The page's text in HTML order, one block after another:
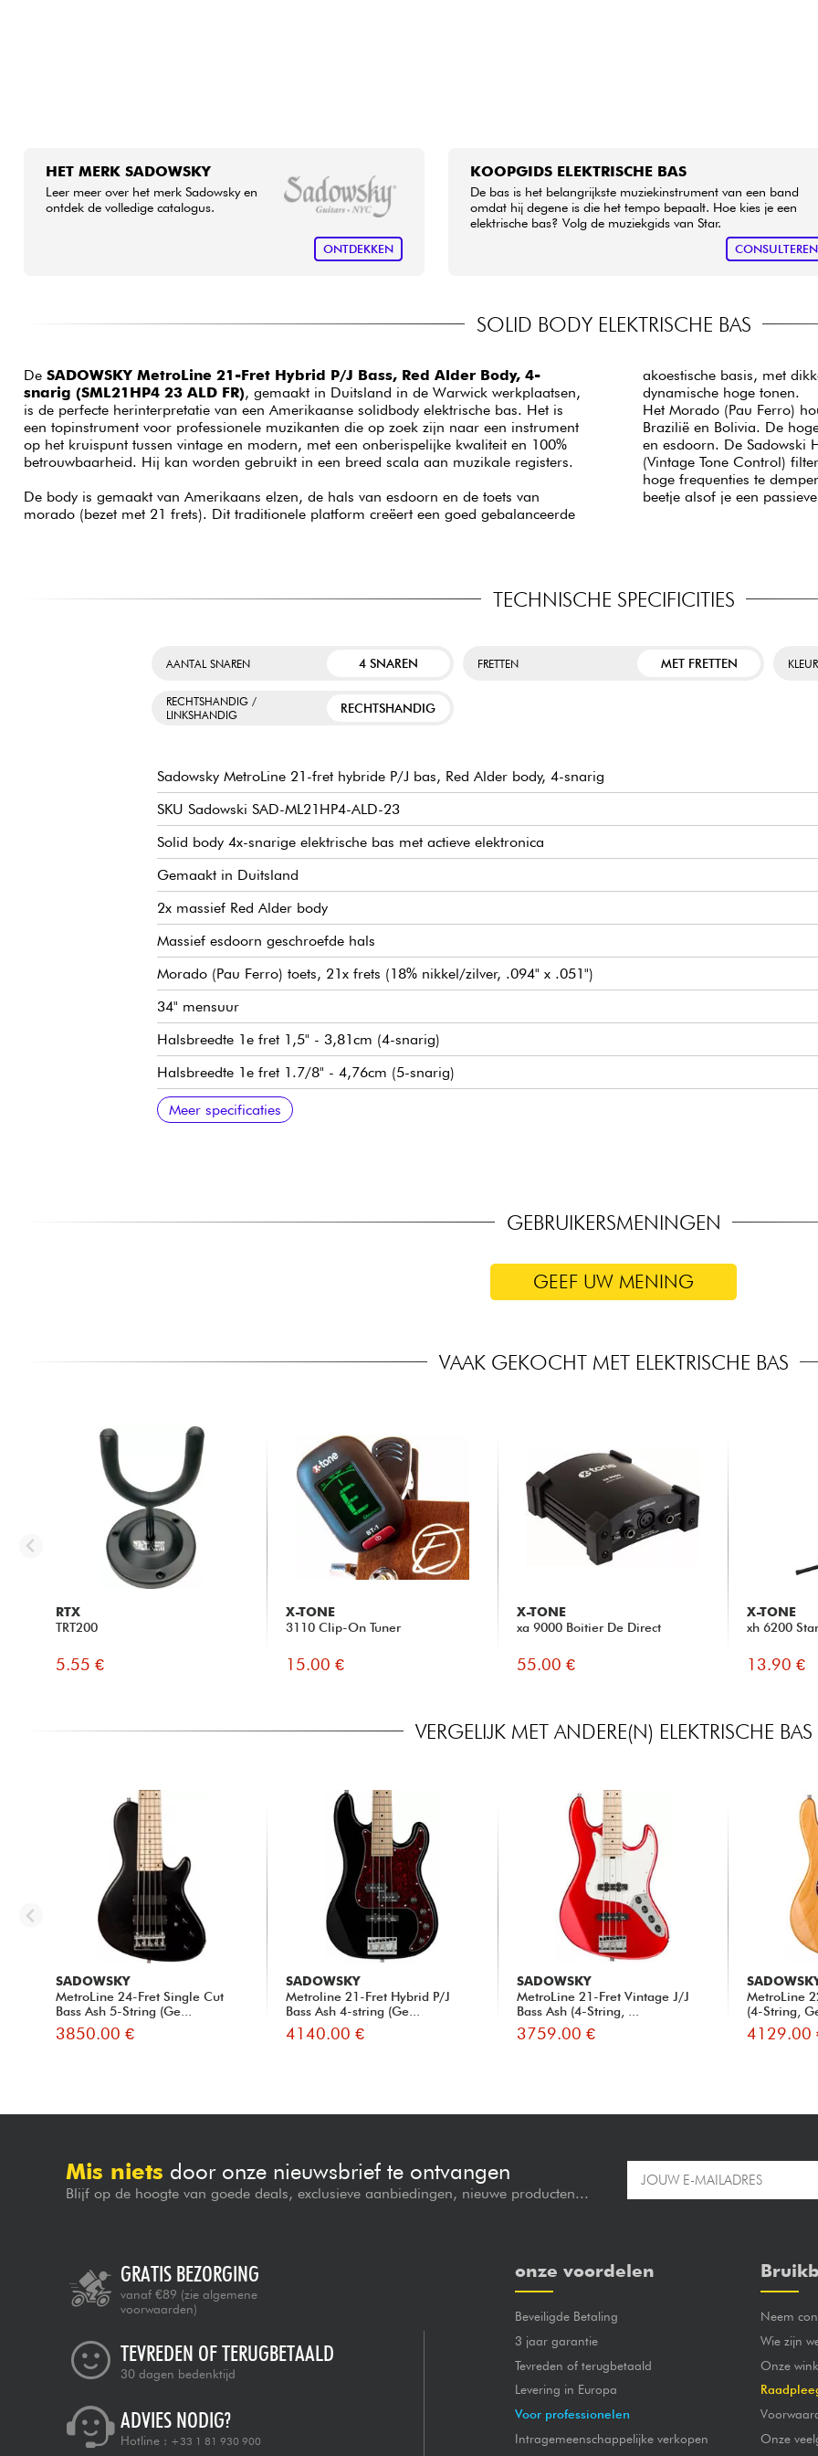
HET MERK SADOWSKY
Leer meer over het merk Sadowsky en
ontdek de volledige catalogus.
ONTDEKKEN
KOOPGIDS ELEKTRISCHE BAS
De bas is het belangrijkste muziekinstrument van een band
omdat hij degene is die het tempo bepaalt. Hoe kies je een
elektrische bas? Volg de muziekgids van Star.
CONSULTEREN
SOLID BODY ELEKTRISCHE BAS
De SADOWSKY MetroLine 21-Fret Hybrid P/J Bass, Red Alder Body, 4-
snarig (SML21HP4 23 ALD FR), gemaakt in Duitsland in de Warwick werkplaatsen,
is de perfecte herinterpretatie van een Amerikaanse solidbody elektrische bas. Het is
een topinstrument voor professionele muzikanten die op zoek zijn naar een instrument
op het kruispunt tussen vintage en modern, met een onberispelijke kwaliteit en 100%
betrouwbaarheid. Hij kan worden gebruikt in een breed scala aan muzikale registers.
De body is gemaakt van Amerikaans elzen, de hals van esdoorn en de toets van
morado (bezet met 21 frets). Dit traditionele platform creëert een goed gebalanceerde
akoestische basis, met
dynamische hoge tonen.
Het Morado (Pau Ferro)
Brazilië en Bolivia. De
en esdoorn. De Sadowski
(Vintage Tone Control)
hoge frequenties te
beetje alsof je een
TECHNISCHE SPECIFICITIES
AANTAL SNAREN 4 SNAREN FRETTEN MET FRETTEN KLEUR
RECHTSHANDIG /
LINKSHANDIG
RECHTSHANDIG
Sadowsky MetroLine 21-fret hybride P/J bas, Red Alder body, 4-snarig
SKU Sadowski SAD-ML21HP4-ALD-23
Solid body 4x-snarige elektrische bas met actieve elektronica
Gemaakt in Duitsland
2x massief Red Alder body
Massief esdoorn geschroefde hals
Morado (Pau Ferro) toets, 21x frets (18% nikkel/zilver, .094" x .051")
34" mensuur
Halsbreedte 1e fret 1,5" - 3,81cm (4-snarig)
Halsbreedte 1e fret 1.7/8" - 4,76cm (5-snarig)
Sadowsky P-Style hals pickup
Sadowsky bromonderdrukkende J-Style brug pickup
Voorversterker Sadowsky Treble & Bass boost (true bypass schakelaar)
Volume / Balans / Vintage Tone Control (push/pull voor preamp bypass) / Treble & Bass (concentrische
Sadowsky Quick String Release brug
Sadowsky Light stemmechanieken
Verkocht met Sadowsky gigbag
Meer specificaties
GEBRUIKERSMENINGEN
GEEF UW MENING
VAAK GEKOCHT MET ELEKTRISCHE BAS
RTX
TRT200
5.55 €
X-TONE
3110 Clip-On Tuner
15.00 €
X-TONE
xa 9000 Boitier De Direct
55.00 €
X-TONE
xh 6200
13.90 €
VERGELIJK MET ANDERE(N) ELEKTRISCHE BAS
SADOWSKY
MetroLine 24-Fret Single Cut
Bass Ash 5-String (Ge...
3850.00 €
SADOWSKY
Metroline 21-Fret Hybrid P/J
Bass Ash 4-string (Ge...
4140.00 €
SADOWSKY
MetroLine 21-Fret Vintage J/J
Bass Ash (4-String, ...
3759.00 €
MetroLine
(4-String,
4129.00
Mis niets door onze nieuwsbrief te ontvangen
Blijf op de hoogte van goede deals, exclusieve aanbiedingen, nieuwe producten...
GRATIS BEZORGING
vanaf €89 (zie algemene
voorwaarden)
TEVREDEN OF TERUGBETAALD
30 dagen bedenktijd
ADVIES NODIG?
Hotline : +33 1 81 930 900
onze voordelen
Beveiligde Betaling
3 jaar garantie
Tevreden of terugbetaald
Levering in Europa
Voor professionelen
Intragemeenschappelijke verkopen
Neem
Wie zijn
Onze
Onze